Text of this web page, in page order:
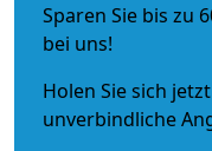
Sparen Sie bis zu
bei uns!
Holen Sie sich
unverbindliche